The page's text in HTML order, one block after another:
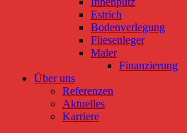
Estrich
Bodenverlegung
Fliesenleger
Maler
Finanzierung
Über uns
Referenzen
Aktuelles
Karriere